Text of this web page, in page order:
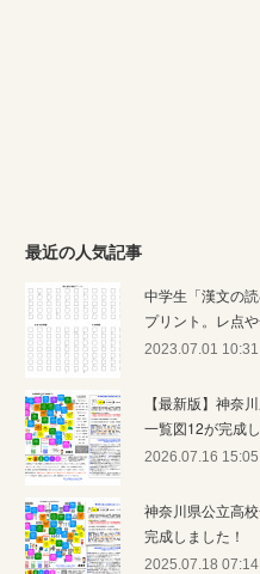
最近の人気記事
中学生「漢文の
プリント。レ点
2023.07.01 10:31
【最新版】神奈
一覧図12が完成
2026.07.16 15:05
神奈川県公立高
完成しました！
2025.07.18 07:14